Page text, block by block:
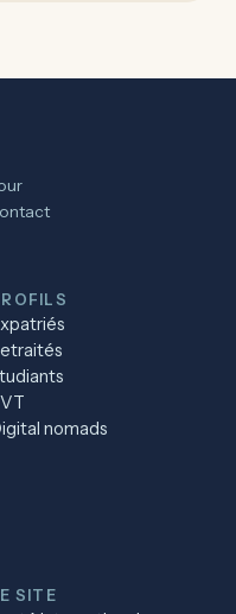
nomads
SITE